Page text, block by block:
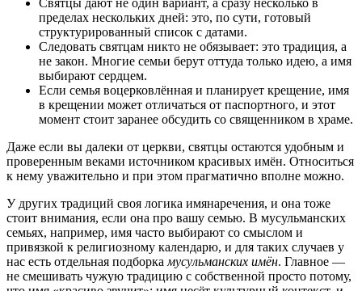
Святцы дают не один вариант, а сразу несколько в
пределах нескольких дней: это, по сути, готовый
структурированный список с датами.
Следовать святцам никто не обязывает: это традиция, а
не закон. Многие семьи берут оттуда только идею, а имя
выбирают сердцем.
Если семья воцерковлённая и планирует крещение, имя
в крещении может отличаться от паспортного, и этот
момент стоит заранее обсудить со священником в храме.
Даже если вы далеки от церкви, святцы остаются удобным и
проверенным веками источником красивых имён. Относиться
к нему уважительно и при этом прагматично вполне можно.
У других традиций своя логика имянаречения, и она тоже
стоит внимания, если она про вашу семью. В мусульманских
семьях, например, имя часто выбирают со смыслом и
привязкой к религиозному календарю, и для таких случаев у
нас есть отдельная подборка мусульманских имён. Главное —
не смешивать чужую традицию с собственной просто потому,